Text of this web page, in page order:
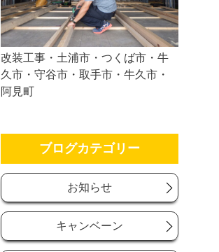
改装工事・土浦市・つくば市・牛
久市・守谷市・取手市・牛久市・
阿見町
ブログカテゴリー
お知らせ
キャンベーン